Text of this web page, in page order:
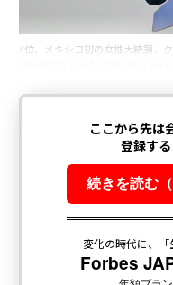
4位、メキシコ初の女性大統領、